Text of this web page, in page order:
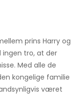
prins Harry og
ingen tro, at der
Med alle de
kongelige familie
været